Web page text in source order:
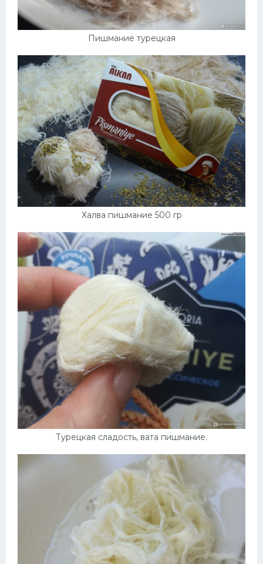
Пишмание турецкая
Халва пишмание 500 гр
Турецкая сладость, вата пишмание.